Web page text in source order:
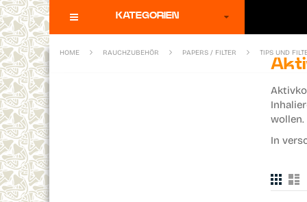
KATEGORIEN
HOME RAUCHZUBEHÖR PAPERS / FILTER TIPS UND
wollen.
In